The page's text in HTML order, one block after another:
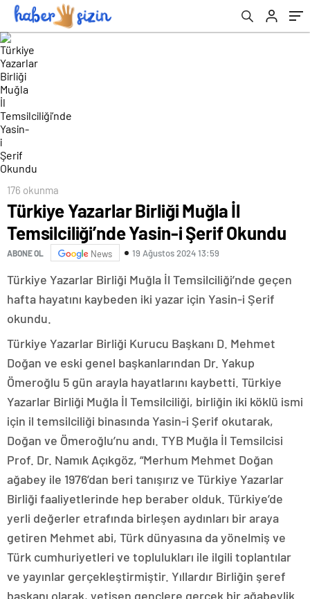
176 okunma
Türkiye Yazarlar Birliği Muğla İl
Temsilciliği’nde Yasin-i Şerif Okundu
ABONE OL News 19 Ağustos 2024 13:59
Türkiye Yazarlar Birliği Muğla İl Temsilciliği’nde geçen
hafta hayatını kaybeden iki yazar için Yasin-i Şerif
okundu.
Türkiye Yazarlar Birliği Kurucu Başkanı D. Mehmet
Doğan ve eski genel başkanlarından Dr. Yakup
Ömeroğlu 5 gün arayla hayatlarını kaybetti. Türkiye
Yazarlar Birliği Muğla İl Temsilciliği, birliğin iki köklü ismi
için il temsilciliği binasında Yasin-i Şerif okutarak,
Doğan ve Ömeroğlu’nu andı. TYB Muğla İl Temsilcisi
Prof. Dr. Namık Açıkgöz, “Merhum Mehmet Doğan
ağabey ile 1976’dan beri tanışırız ve Türkiye Yazarlar
Birliği faaliyetlerinde hep beraber olduk. Türkiye’de
yerli değerler etrafında birleşen aydınları bir araya
getiren Mehmet abi, Türk dünyasına da yönelmiş ve
Türk cumhuriyetleri ve toplulukları ile ilgili toplantılar
ve yayınlar gerçekleştirmiştir. Yıllardır Birliğin şeref
başkanı olarak, yetişen gençlere gerçek bir ağabeylik